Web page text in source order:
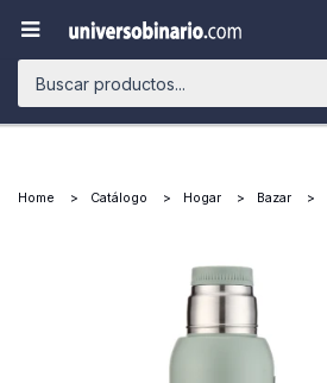

Home Catálogo Hogar Bazar